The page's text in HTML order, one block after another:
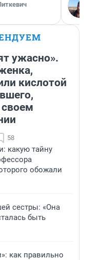
ужасно».
кислотой
своем
58
какую тайну
обожали
сестры: «Она
быть
как правильно